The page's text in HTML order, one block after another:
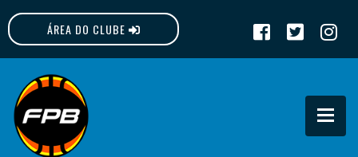
ÁREA DO CLUBE
FPB